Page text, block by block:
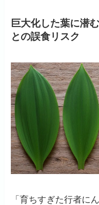
巨大化した葉に潜
との誤食リスク
「育ちすぎた行者に